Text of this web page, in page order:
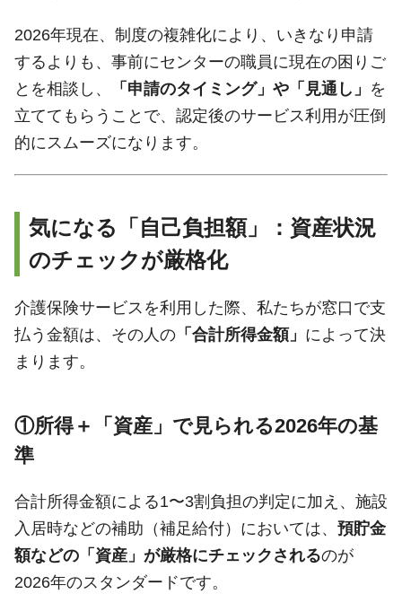
2026年現在、制度の複雑化により、いきなり申請
するよりも、事前にセンターの職員に現在の困りご
とを相談し、
「申請のタイミング」や「見通し」 を
立ててもらうことで、認定後のサービス利用が圧倒
的にスムーズになります。
気になる「自己負担額」：資産状況
のチェックが厳格化
介護保険サービスを利用した際、私たちが窓口で支
払う金額は、その人の 「合計所得金額」 によって決
まります。
①所得＋「資産」で見られる2026年の基
準
合計所得金額による1〜3割負担の判定に加え、施設
入居時などの補助（補足給付）においては、 預貯金
額などの「資産」が厳格にチェックされるのが
2026年のスタンダードです。